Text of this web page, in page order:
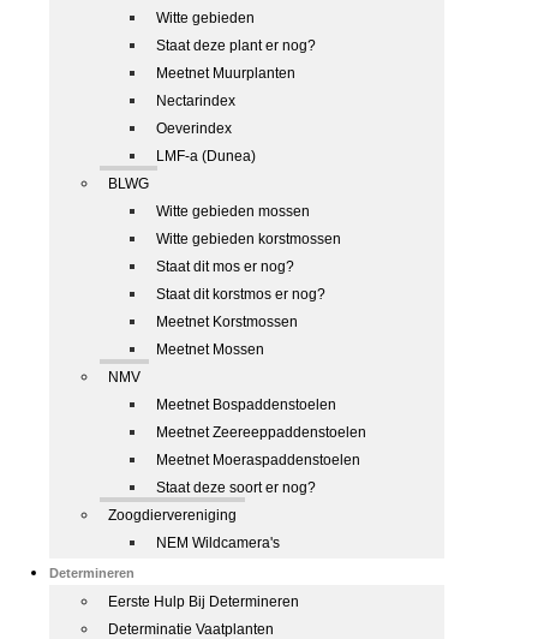
Witte gebieden
Staat deze plant er nog?
Meetnet Muurplanten
Nectarindex
Oeverindex
LMF-a (Dunea)
BLWG
Witte gebieden mossen
Witte gebieden korstmossen
Staat dit mos er nog?
Staat dit korstmos er nog?
Meetnet Korstmossen
Meetnet Mossen
NMV
Meetnet Bospaddenstoelen
Meetnet Zeereeppaddenstoelen
Meetnet Moeraspaddenstoelen
Staat deze soort er nog?
Zoogdiervereniging
NEM Wildcamera's
Determineren
Eerste Hulp Bij Determineren
Determinatie Vaatplanten